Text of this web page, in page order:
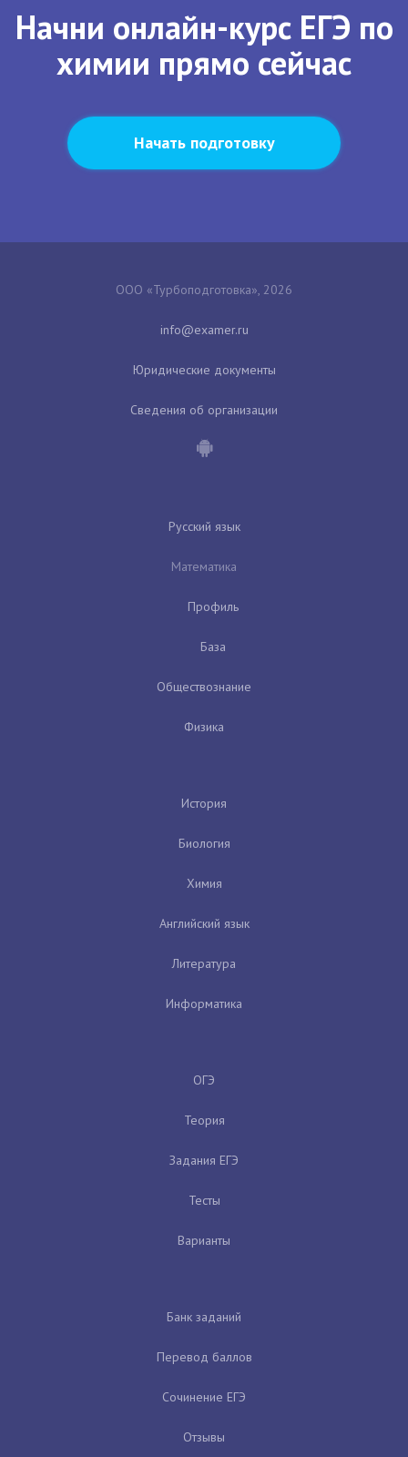
Начни онлайн-курс ЕГЭ по
химии прямо сейчас
Начать подготовку
ООО «Турбоподготовка», 2026
Юридические документы
Сведения об организации
Русский язык
Математика
Профиль
База
Обществознание
Физика
История
Биология
Химия
Английский язык
Литература
Информатика
ОГЭ
Теория
Задания ЕГЭ
Тесты
Варианты
Банк заданий
Перевод баллов
Сочинение ЕГЭ
Отзывы